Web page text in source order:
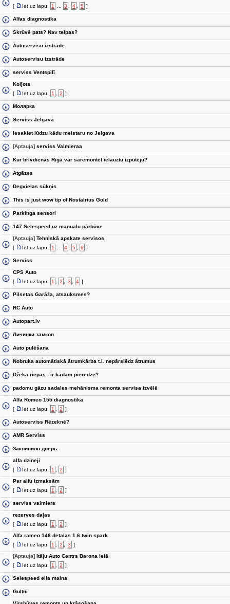
[
Iet uz lapu: 1 3 4 5 ]
Alfas diagnostika
Skrūvē pats? Nav telpas?
Autoservisu izstrāde
Autoservisu izstrāde
serviss Ventspilī
Koijots
[
Iet uz lapu: 1 2 ]
Молярка
Serviss Jelgavā
Iesakiet lūdzu kādu meistaru no Jelgava
[Aptauja] serviss Valmieraa
Kur brīvdienās Rīgā var saremontēt ielauztu izpūtēju?
Atgāzes
Degvielas sūkņis
This is just wow tip of Nostalrius Gold
Parkinga sensori
147 Selespeed uz manualu pārbūve
[Aptauja] Tehniskā apskate servisos
[
Iet uz lapu: 1 4 5 6 ]
Serviss
CPS Auto
[
Iet uz lapu: 1 2 3 4 ]
Pilsetas Garāža, atsauksmes?
RC Auto
Autopart.lv
Личинки замков
Auto pulēšana
Nobruka automātiskā ātrumkārba t.i. nepārslēdz ātrumus
Džeka riepas - ir kādam pieredze?
padomu gāzu sadales mehānisma remonta servisa izvēlē
Alfa Romeo 155 diagnostika
[
Iet uz lapu: 1 2 ]
Autoserviss Rēzeknē?
AMR Serviss
Заклинило дверь.
alfa dzineji
[
Iet uz lapu: 1 2 ]
Par alfu izmaksām
[
Iet uz lapu: 1 2 ]
serviss valmiera
rezerves daļas
[
Iet uz lapu: 1 2 ]
Alfa rameo 146 detalas 1.6 twin spark
[
Iet uz lapu: 1 2 3 ]
[Aptauja] Itāļu Auto Centrs Barona ielā
[
Iet uz lapu: 1 2 ]
Selespeed ella maina
Gultni